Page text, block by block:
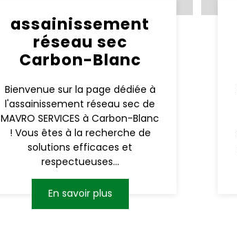
assainissement
réseau sec
Carbon-Blanc
Bienvenue sur la page dédiée à
l'assainissement réseau sec de
MAVRO SERVICES à Carbon-Blanc
! Vous êtes à la recherche de
solutions efficaces et
respectueuses...
En savoir plus